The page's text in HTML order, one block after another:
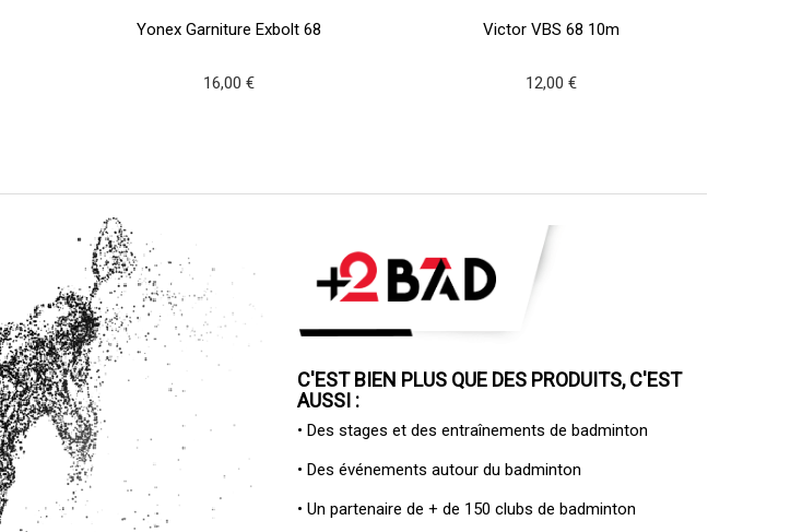
Yonex Garniture Exbolt 68
16,00 €
Victor VBS 68 10m
12,00 €
C'EST BIEN PLUS QUE DES PRODUITS, C'EST
AUSSI :
• Des stages et des entraînements de badminton
• Des événements autour du badminton
• Un partenaire de + de 150 clubs de badminton